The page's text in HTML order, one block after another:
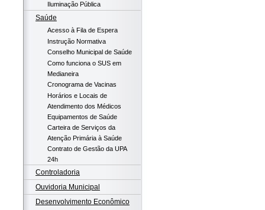
Iluminação Pública
Saúde
Acesso à Fila de Espera
Instrução Normativa
Conselho Municipal de Saúde
Como funciona o SUS em
Medianeira
Cronograma de Vacinas
Horários e Locais de
Atendimento dos Médicos
Equipamentos de Saúde
Carteira de Serviços da
Atenção Primária à Saúde
Contrato de Gestão da UPA
24h
Controladoria
Ouvidoria Municipal
Desenvolvimento Econômico